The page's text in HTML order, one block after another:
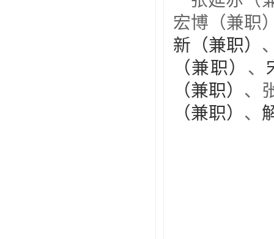
宏博（兼职
新（兼职）
（兼职） 、
（兼职） 、
（兼职） 、